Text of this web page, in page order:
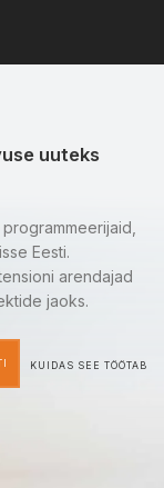
uuteks
Eesti.
arendajad
jaoks.
KUIDAS SEE TÖÖTAB